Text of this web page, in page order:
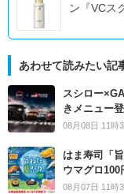
ン『VCス
あわせて読みたい記
スシロー
きメニュー
08月08日 11時
はま寿司「
ウマグロ100
08月07日 11時